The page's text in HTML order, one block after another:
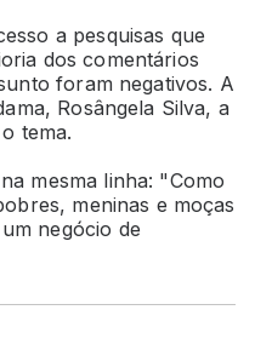
a pesquisas que
dos comentários
foram negativos. A
Rosângela Silva, a
tema.
mesma linha: "Como
meninas e moças
negócio de